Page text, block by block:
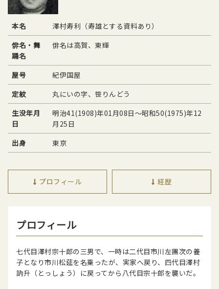
本名
澤村寿利（寿雄とする資料あり）
俳名・舞
踊名
俳名は高賀、東輝
屋号
紀伊国屋
定紋
丸にいの字、笹りんどう
生没年月
日
明治41(1908)年01月08日〜昭和50(1975)年12
月25日
出身
東京
プロフィール 経歴
プロフィール
七代目澤村宗十郎の三男で、一時は二代目市川左團次の養
子となり市川松莚を名乗ったが、実家へ戻り、四代目澤村
訥升（とっしょう）に戻ってから八代目宗十郎を襲いだ。